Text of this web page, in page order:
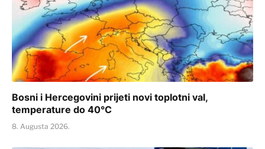
Bosni i Hercegovini prijeti novi toplotni val,
temperature do 40°C
8. Augusta 2026.